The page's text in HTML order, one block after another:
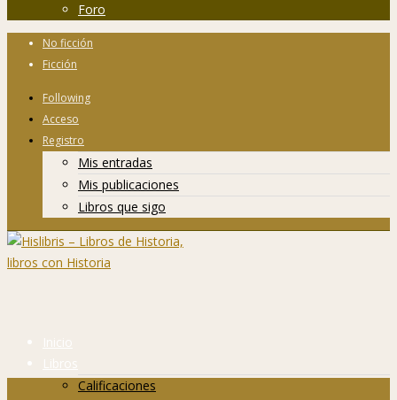
Foro
No ficción
Ficción
Following
Acceso
Registro
Mis entradas
Mis publicaciones
Libros que sigo
Inicio
Libros
Calificaciones